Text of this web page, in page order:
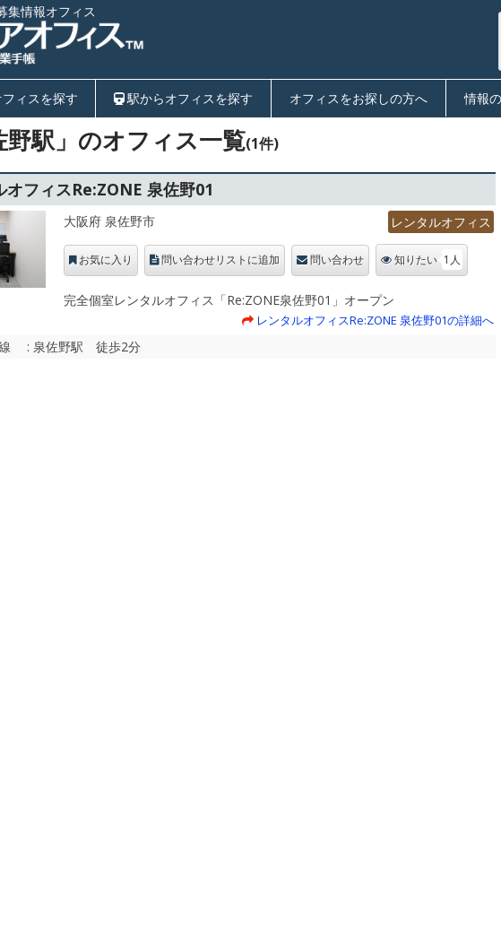
集情報オフィス
ィスを探す 駅からオフィスを探す オフィスをお探しの方へ 情報
野駅」のオフィス一覧(1件)
オフィスRe:ZONE 泉佐野01
大阪府 泉佐野市 レンタルオフィス
お気に入り 問い合わせリストに追加 問い合わせ 知りたい 1人
完全個室レンタルオフィス「Re:ZONE泉佐野01」オープン
レンタルオフィスRe:ZONE 泉佐野01の詳細へ
: 泉佐野駅 徒歩2分